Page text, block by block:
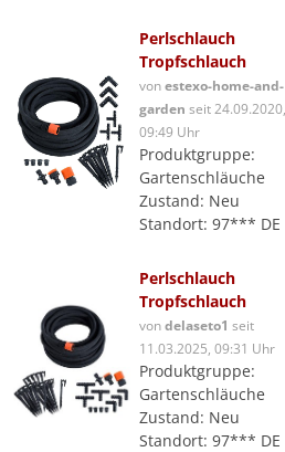
Perlschlauch
Tropfschlauch
vonestexo-home-and-
garden seit 24.09.2020,
09:49 Uhr
Produktgruppe:
Gartenschläuche
Zustand: Neu
Standort: 97*** DE
Perlschlauch
Tropfschlauch
vondelaseto1 seit
11.03.2025, 09:31 Uhr
Produktgruppe:
Gartenschläuche
Zustand: Neu
Standort: 97*** DE